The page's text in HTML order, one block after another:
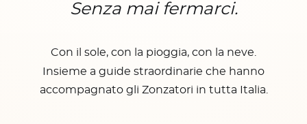
Senza mai fermarci.
Con il sole, con la pioggia, con la neve.
Insieme a guide straordinarie che hanno
accompagnato gli Zonzatori in tutta Italia.